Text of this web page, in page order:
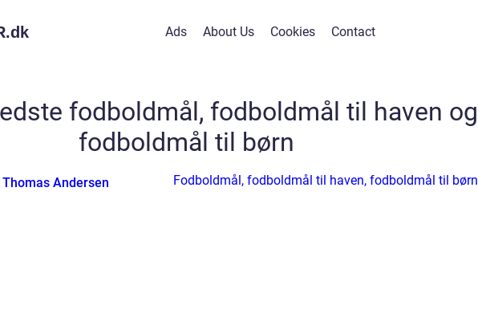
dk Ads About Us Cookies Contact
fodboldmål, fodboldmål til haven og
fodboldmål til børn
Thomas Andersen Fodboldmål, fodboldmål til haven, fodboldmål til børn